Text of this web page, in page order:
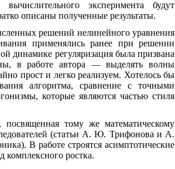
эксперимента будут
описаны полученные результаты.
решений нелинейного уравнения
применялись ранее при решении
динамике регуляризация была призвана
в работе автора — выделять волны
прост и легко реализуем. Хотелось бы
алгоритма, сравнение с точными
которые являются частью стиля
посвященная тому же математическому
(статьи А. Ю. Трифонова и А.
В работе строятся асимптотические
ростка.